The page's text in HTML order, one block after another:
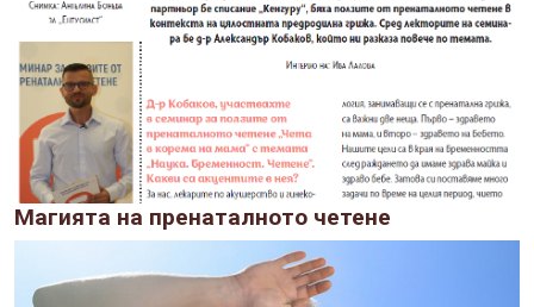
Магията на пренаталното четене